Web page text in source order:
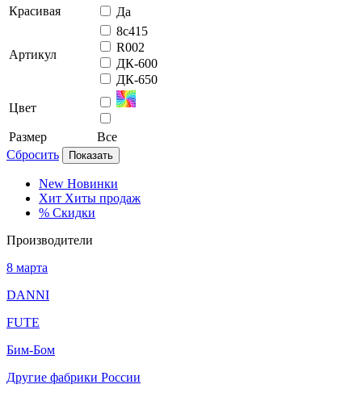
Красивая
Да
Артикул
8с415
R002
ДК-600
ДК-650
Цвет
Размер
Все
Сбросить
Показать
New Новинки
Хит Хиты продаж
% Скидки
Производители
8 марта
DANNI
FUTE
Бим-Бом
Другие фабрики России